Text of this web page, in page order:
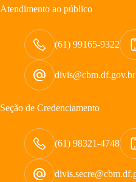
Atendimento ao público
(61) 99165-9322
divis@cbm.df.gov.br
Seção de Credenciamento
(61) 98321-4748